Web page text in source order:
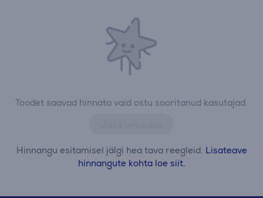
Toodet saavad hinnata vaid ostu sooritanud kasutajad.
Hinnangu esitamisel jälgi hea tava reegleid. Lisateave
hinnangute kohta loe siit.